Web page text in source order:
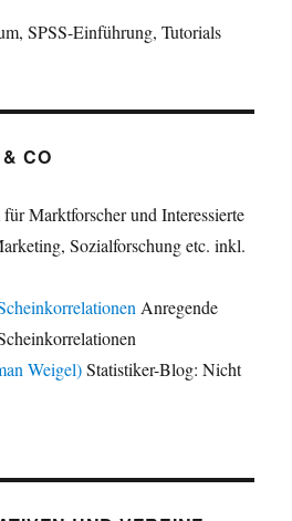
SPSS-Einführung, Tutorials
CO
Marktforscher und Interessierte
Sozialforschung etc. inkl.
Anregende
Weigel)Statistiker-Blog: Nicht